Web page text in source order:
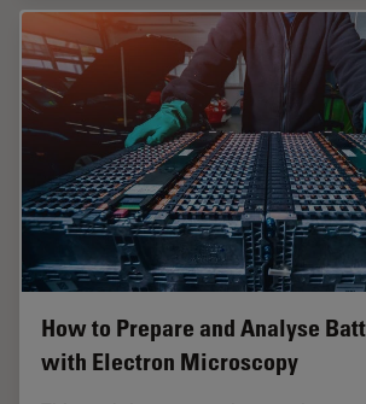
How to Prepare and Analyse
with Electron Microscopy